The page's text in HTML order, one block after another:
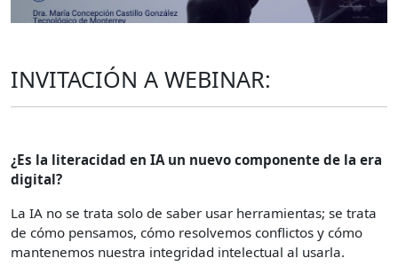
INVITACIÓN A WEBINAR:
¿Es la literacidad en IA un nuevo componente de la era
digital?
La IA no se trata solo de saber usar herramientas; se trata
de cómo pensamos, cómo resolvemos conflictos y cómo
mantenemos nuestra integridad intelectual al usarla.